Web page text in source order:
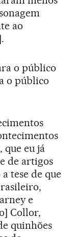
ao
o público
o público
que eu já
de artigos
tese de que
e
Collor,
quinhões